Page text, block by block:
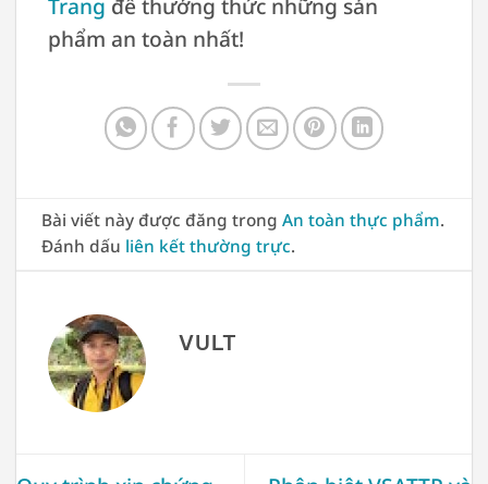
Trang để thưởng thức những sản
phẩm an toàn nhất!
Bài viết này được đăng trongAn toàn thực phẩm.
Đánh dấu liên kết thường trực.
VULT